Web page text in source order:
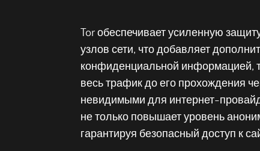
Tor обеспечивает усиленную
узлов сети, что добавляет
конфиденциальной информацией,
весь трафик до его прохождения
невидимыми для интернет-
не только повышает уровень
гарантируя безопасный доступ к